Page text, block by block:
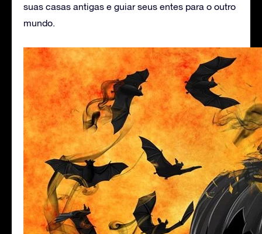
suas casas antigas e guiar seus entes para o outro
mundo.